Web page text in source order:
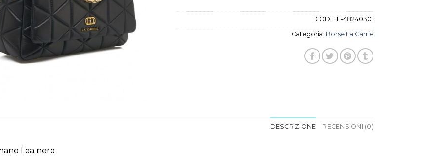
COD: TE-48240301
Categoria: Borse La Carrie
DESCRIZIONE RECENSIONI (0)
Lea nero